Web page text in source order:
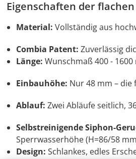
Eigenschaften der
Material: Vollständig aus
Combia Patent: Zuverlässig
Länge: Wunschmaß 400 -
Einbauhöhe: Nur 48 mm –
Ablauf: Zwei Abläufe seitlich,
Selbstreinigende Siphon-
Sperrwasserhöhe (H=86/58
Design: Schlankes, edles